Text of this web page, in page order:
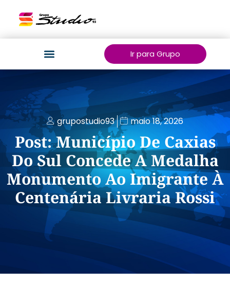
Ir para Grupo
grupostudio93 maio 18, 2026
Post: Município De Caxias
Do Sul Concede A Medalha
Monumento Ao Imigrante À
Centenária Livraria Rossi